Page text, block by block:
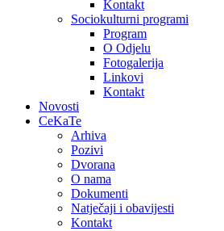
Kontakt
Sociokulturni programi
Program
O Odjelu
Fotogalerija
Linkovi
Kontakt
Novosti
CeKaTe
Arhiva
Pozivi
Dvorana
O nama
Dokumenti
Natječaji i obavijesti
Kontakt